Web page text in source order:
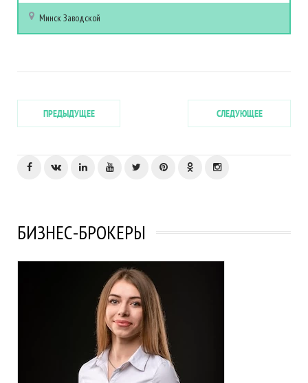
МинскЗаводской
ПРЕДЫДУЩЕЕ СЛЕДУЮЩЕЕ
БИЗНЕС-БРОКЕРЫ